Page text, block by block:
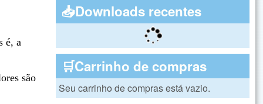
é, a
são
📥Downloads recentes
🛒Carrinho de compras
Seu carrinho de compras está vazio.